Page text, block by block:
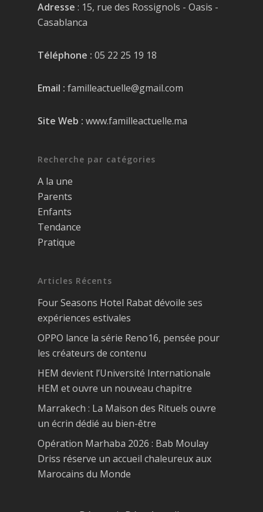
Adresse : 15, rue des Rossignols - Oasis -
Casablanca
Téléphone : 05 22 25 19 18
Email : familleactuelle@gmail.com
Site Web : www.familleactuelle.ma
Recherche par catégories
A la une
Parents
Enfants
Tendance
Pratique
Articles Récents
Four Seasons Hotel Rabat dévoile ses
expériences estivales
OPPO lance la série Reno16, pensée pour
les créateurs de contenu
HEM devient l’Université Internationale
HEM et ouvre un nouveau chapitre
Marrakech : La Maison des Rituels ouvre
un écrin dédié au bien-être
Opération Marhaba 2026 : Bab Moulay
Driss réserve un accueil chaleureux aux
Marocains du Monde